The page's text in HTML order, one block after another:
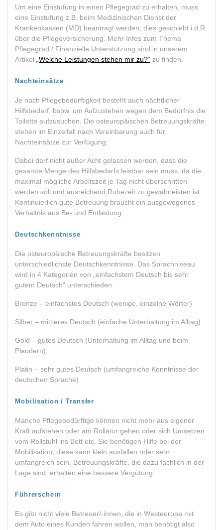
Um eine Einstufung in einen Pflegegrad zu erhalten, muss
eine Einstufung z.B. beim Medizinischen Dienst der
Krankenkassen (MD) beantragt werden, dies geschieht i.d.R.
über die Pflegeversicherung. Mehr Infos zum Thema
Pflegegrad / Finanzielle Unterstützung sind in unserem
Artikel „Welche Leistungen stehen mir zu?“ zu finden.
Nachteinsätze
Je nach Pflegebedürftigkeit besteht auch nächtlicher
Hilfsbedarf, bspw. um Aufzustehen wegen dem Bedürfnis die
Toilette aufzusuchen. Die osteuropäischen Betreuungskräfte
stehen im Einzelfall nach Vereinbarung auch für
Nachteinsätze zur Verfügung.
Dabei darf nicht außer Acht gelassen werden, dass die
gesamte Menge des Hilfsbedarfs leistbar sein muss, da die
maximal mögliche Arbeitszeit je Tag nicht überschritten
werden soll und ausreichend Ruhezeit zu gewährleisten ist.
Kontinuierlich gute Betreuung braucht ein ausgewogenes
Verhältnis aus Be- und Entlastung.
Deutschkenntnisse
Die osteuropäische Betreuungskräfte besitzen
unterschiedlichste Deutschkenntnisse. Das Sprachniveau
wird in 4 Kategorien von „einfachstem Deutsch bis sehr
gutem Deutsch“ unterschieden.
Bronze – einfachstes Deutsch (wenige, einzelne Wörter)
Silber – mittleres Deutsch (einfache Unterhaltung im Alltag)
Gold – gutes Deutsch (Unterhaltung im Alltag und beim
Plaudern)
Platin – sehr gutes Deutsch (umfangreiche Kenntnisse der
deutschen Sprache)
Mobilisation / Transfer
Manche Pflegebedürftige können nicht mehr aus eigener
Kraft aufstehen oder am Rollator gehen oder sich Umsetzen
vom Rollstuhl ins Bett etc. Sie benötigen Hilfe bei der
Mobilisation, diese kann klein ausfallen oder sehr
umfangreich sein. Betreuungskräfte, die dazu fachlich in der
Lage sind, erhalten eine bessere Vergütung.
Führerschein
Es gibt nicht viele Betreuer/-innen, die in Westeuropa mit
dem Auto eines Kunden fahren wollen, man benötigt also